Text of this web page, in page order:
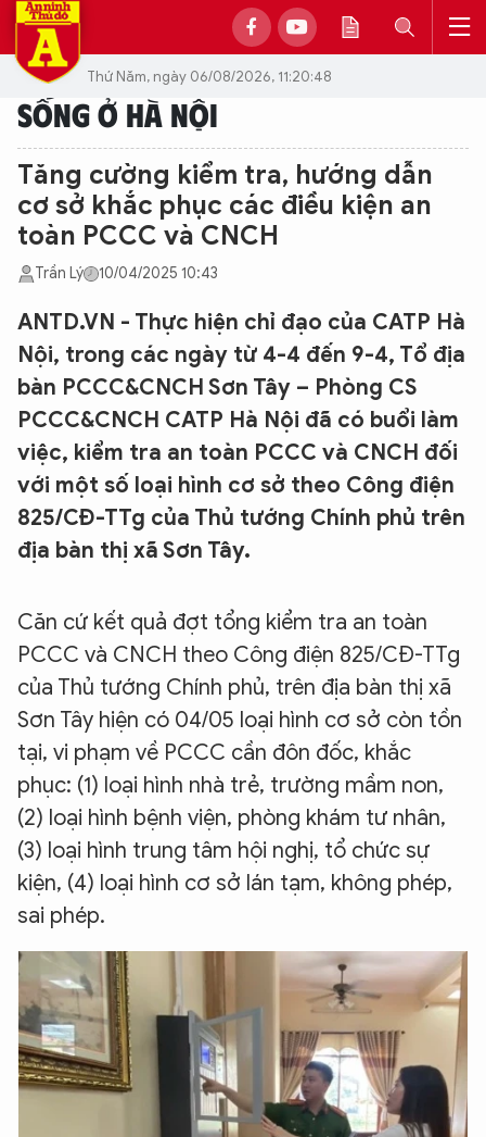
Thứ Năm, ngày 06/08/2026, 11:20:48
SỐNG Ở HÀ NỘI
Tăng cường kiểm tra, hướng dẫn
cơ sở khắc phục các điều kiện an
toàn PCCC và CNCH
Trần Lý 10/04/2025 10:43
ANTD.VN - Thực hiện chỉ đạo của CATP Hà
Nội, trong các ngày từ 4-4 đến 9-4, Tổ địa
bàn PCCC&CNCH Sơn Tây – Phòng CS
PCCC&CNCH CATP Hà Nội đã có buổi làm
việc, kiểm tra an toàn PCCC và CNCH đối
với một số loại hình cơ sở theo Công điện
825/CĐ-TTg của Thủ tướng Chính phủ trên
địa bàn thị xã Sơn Tây.
Căn cứ kết quả đợt tổng kiểm tra an toàn
PCCC và CNCH theo Công điện 825/CĐ-TTg
của Thủ tướng Chính phủ, trên địa bàn thị xã
Sơn Tây hiện có 04/05 loại hình cơ sở còn tồn
tại, vi phạm về PCCC cần đôn đốc, khắc
phục: (1) loại hình nhà trẻ, trường mầm non,
(2) loại hình bệnh viện, phòng khám tư nhân,
(3) loại hình trung tâm hội nghị, tổ chức sự
kiện, (4) loại hình cơ sở lán tạm, không phép,
sai phép.